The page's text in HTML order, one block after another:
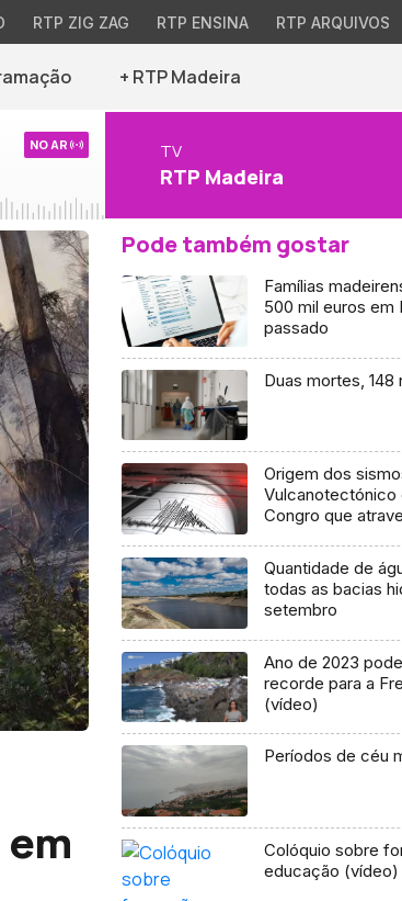
RTP ZIG ZAG RTP ENSINA RTP ARQUIVOS
+ RTP Madeira
NO AR TV
RTP Madeira
Pode também gostar
Famílias
500 mil euros em
passado
Duas mortes,
Origem dos
Vulcanotectónico
Congro que
Quantidade de
todas as bacias
setembro
Ano de 2023
recorde para a
(vídeo)
Períodos de céu
Colóquio sobre
educação (vídeo)